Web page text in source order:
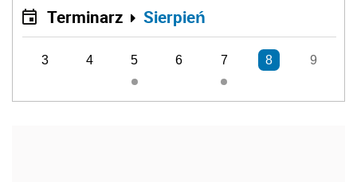
Terminarz Sierpień
3 4 5 6 7 8 9